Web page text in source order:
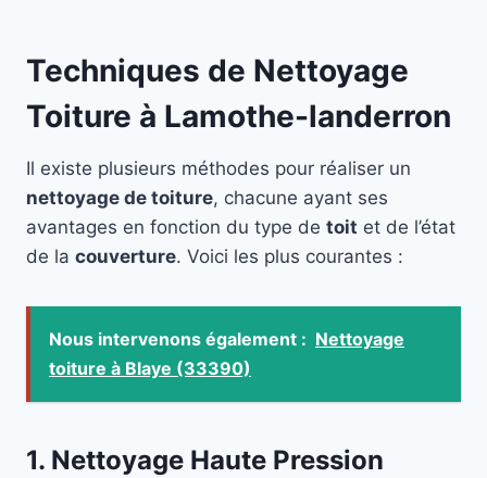
Techniques de Nettoyage
Toiture à Lamothe-landerron
Il existe plusieurs méthodes pour réaliser un
nettoyage de toiture, chacune ayant ses
avantages en fonction du type de toit et de l’état
de la couverture. Voici les plus courantes :
Nous intervenons également : Nettoyage
toiture à Blaye (33390)
1. Nettoyage Haute Pression